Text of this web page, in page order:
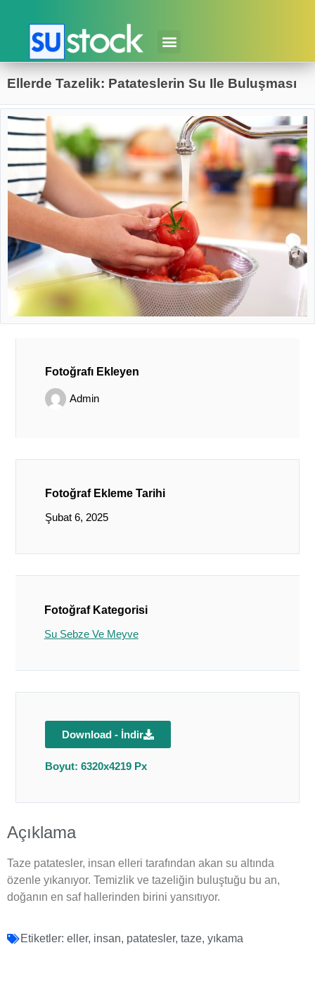
Ellerde Tazelik: Patateslerin Su Ile Buluşması
Fotoğrafı Ekleyen
Admin
Fotoğraf Ekleme Tarihi
Şubat 6, 2025
Fotoğraf Kategorisi
Su Sebze Ve Meyve
Download - İndir
Boyut: 6320x4219 Px
Açıklama
Taze patatesler, insan elleri tarafından akan su altında
özenle yıkanıyor. Temizlik ve tazeliğin buluştuğu bu an,
doğanın en saf hallerinden birini yansıtıyor.
Etiketler: eller, insan, patatesler, taze, yıkama